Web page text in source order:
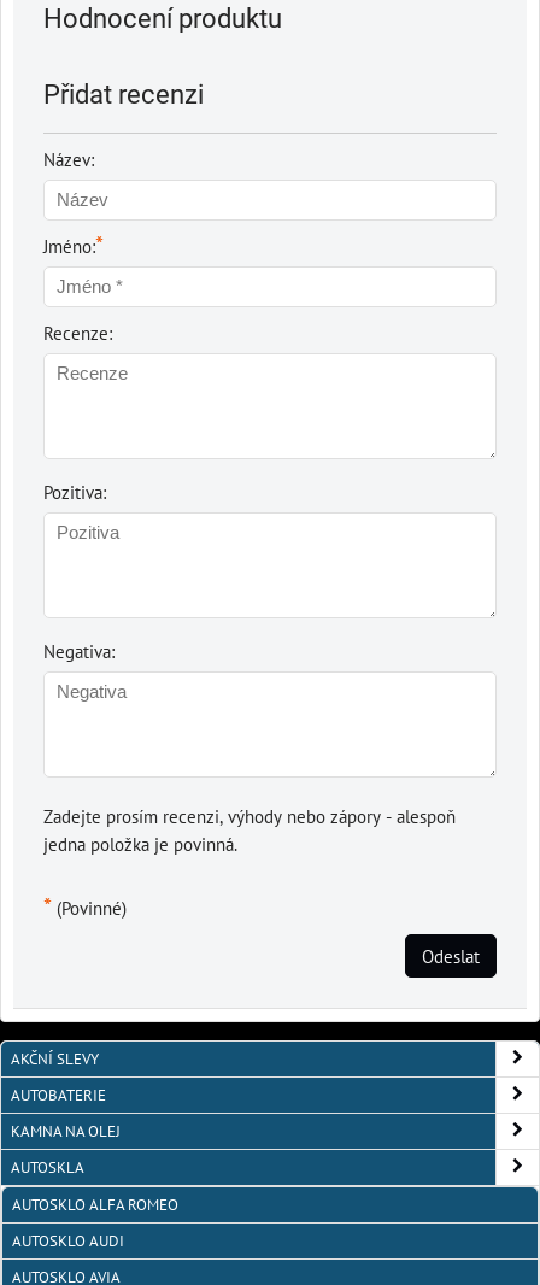
Hodnocení produktu
Přidat recenzi
Název:
Jméno:*
Recenze:
Pozitiva:
Negativa:
Zadejte prosím recenzi, výhody nebo zápory - alespoň
jedna položka je povinná.
* (Povinné)
Odeslat
AKČNÍ SLEVY
AUTOBATERIE
KAMNA NA OLEJ
AUTOSKLA
AUTOSKLO ALFA ROMEO
AUTOSKLO AUDI
AUTOSKLO AVIA